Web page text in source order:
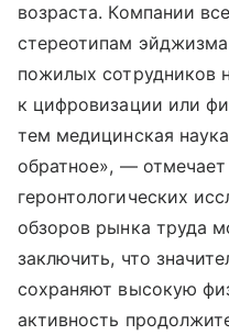
возраста. Компании
стереотипам
пожилых сотрудников
к цифровизации или
тем медицинская
обратное», —
геронтологических
обзоров рынка труда
заключить, что
сохраняют высокую
активность